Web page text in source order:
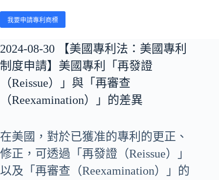
我要申請專利商標
2024-08-30 【美國專利法：美國專利
制度申請】美國專利「再發證
（Reissue）」與「再審查
（Reexamination）」的差異
在美國，對於已獲准的專利的更正、
修正，可透過「再發證（Reissue）」
以及「再審查（Reexamination）」的